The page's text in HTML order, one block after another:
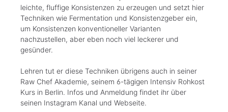
leichte, fluffige Konsistenzen zu erzeugen und setzt hier
Techniken wie Fermentation und Konsistenzgeber ein,
um Konsistenzen konventioneller Varianten
nachzustellen, aber eben noch viel leckerer und
gesünder.
Lehren tut er diese Techniken übrigens auch in seiner
Raw Chef Akademie, seinem 6-tägigen Intensiv Rohkost
Kurs in Berlin. Infos und Anmeldung findet ihr über
seinen Instagram Kanal und Webseite.